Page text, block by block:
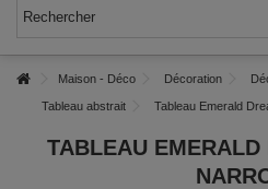
Maison - Déco Décoration
Tableau abstrait Tableau Emerald
TABLEAU EMERALD